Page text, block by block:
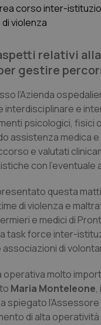
relativi
gestire
l’Azienda
interdisciplinare e
psicologici, fisici
assistenza medica
e valutati
con l’eventuale
questa
di violenza e
e medici di
task force inter-
di
operativa molto
Maria Monteleone,
spiegato
di alta